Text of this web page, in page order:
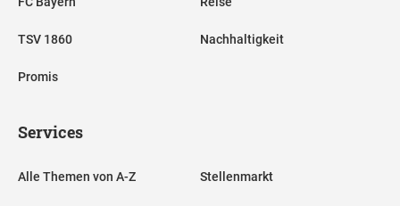
TSV 1860
Promis
Nachhaltigkeit
Services
Alle Themen von A-Z Stellenmarkt